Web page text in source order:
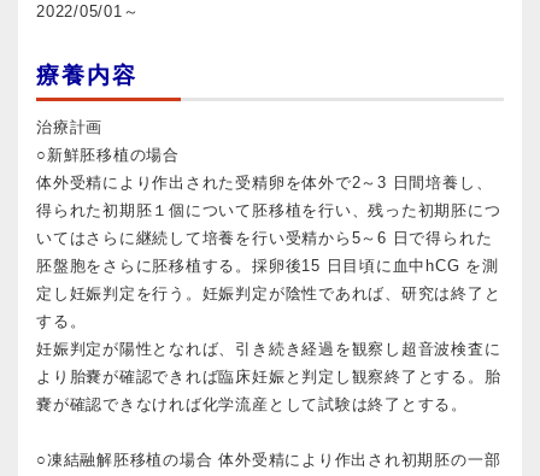
2022/05/01～
療養内容
治療計画
○新鮮胚移植の場合
体外受精により作出された受精卵を体外で2～3 日間培養し、
得られた初期胚１個について胚移植を行い、残った初期胚につ
いてはさらに継続して培養を行い受精から5～6 日で得られた
胚盤胞をさらに胚移植する。採卵後15 日目頃に血中hCG を測
定し妊娠判定を行う。妊娠判定が陰性であれば、研究は終了と
する。
妊娠判定が陽性となれば、引き続き経過を観察し超音波検査に
より胎嚢が確認できれば臨床妊娠と判定し観察終了とする。胎
嚢が確認できなければ化学流産として試験は終了とする。
○凍結融解胚移植の場合 体外受精により作出され初期胚の一部